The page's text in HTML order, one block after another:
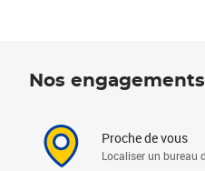
Nos engagements
Proche de vous
Localiser un bureau